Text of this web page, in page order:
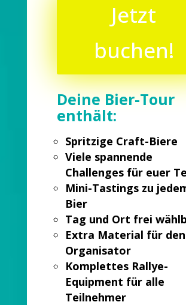
Jetzt
buchen!
Deine Bier-Tour
enthält:
Spritzige Craft-Biere
Viele spannende
Challenges für euer
Mini-Tastings zu
Bier
Tag und Ort frei
Extra Material für den
Organisator
Komplettes Rallye-
Equipment für alle
Teilnehmer